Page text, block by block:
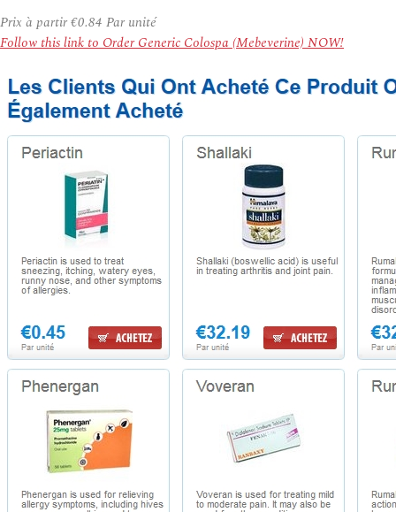
Prix à partir€0.84 Par unité
Follow this link to Order Generic Colospa (Mebeverine) NOW!